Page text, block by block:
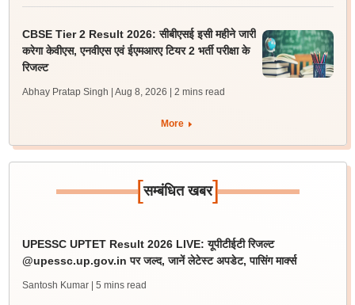
CBSE Tier 2 Result 2026: सीबीएसई इसी महीने जारी
करेगा केवीएस, एनवीएस एवं ईएमआरए टियर 2 भर्ती परीक्षा के
रिजल्ट
Abhay Pratap Singh | Aug 8, 2026 | 2 mins read
More
[सम्बंधित खबर]
UPESSC UPTET Result 2026 LIVE: यूपीटीईटी रिजल्ट
@upessc.up.gov.in पर जल्द, जानें लेटेस्ट अपडेट, पासिंग मार्क्स
Santosh Kumar | 5 mins read